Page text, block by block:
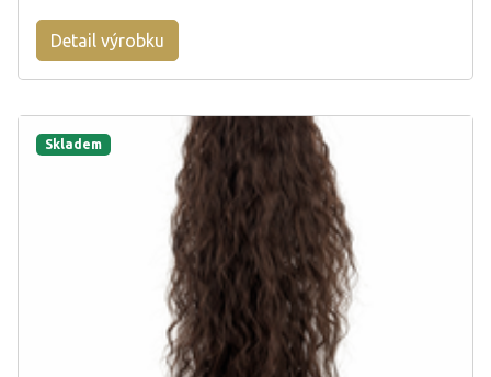
Detail výrobku
Skladem